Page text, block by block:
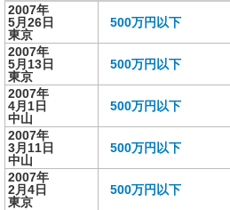
2007年
5月26日
東京
500万円以下
2007年
5月13日
東京
500万円以下
2007年
4月1日
中山
500万円以下
2007年
3月11日
中山
500万円以下
2007年
2月4日
東京
500万円以下